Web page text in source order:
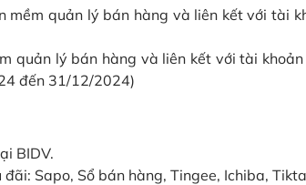
mềm quản lý bán hàng và liên kết với tài
quản lý bán hàng và liên kết với tài
đến 31/12/2024)
BIDV.
Sapo, Sổ bán hàng, Tingee, Ichiba,